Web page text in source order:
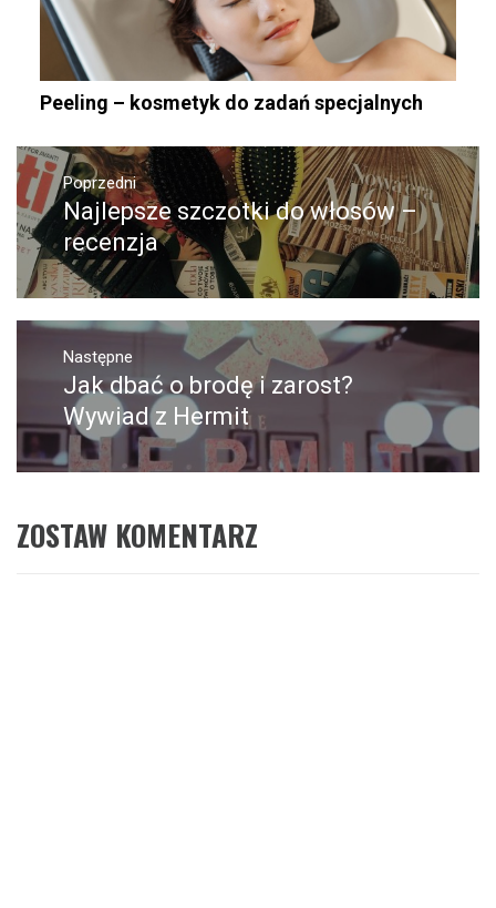
Peeling – kosmetyk do zadań specjalnych
Nawigacja
wpisuPoprzedni
Poprzedni
wpis:
Najlepsze szczotki do włosów –
recenzja
Następne
Następny
post:
Jak dbać o brodę i zarost?
Wywiad z Hermit
ZOSTAW KOMENTARZ